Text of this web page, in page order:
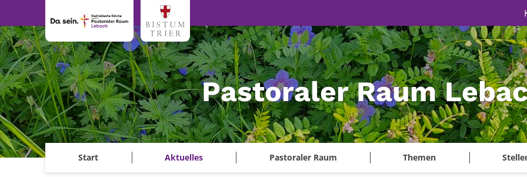
Pastoraler Raum
Start Aktuelles Pastoraler Raum Themen